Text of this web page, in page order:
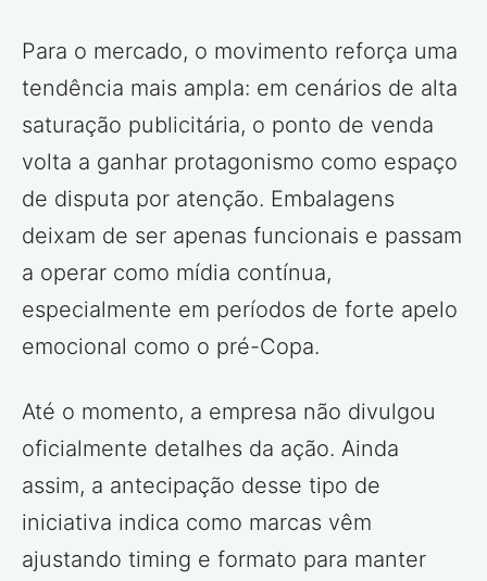
Para o mercado, o movimento reforça uma
tendência mais ampla: em cenários de alta
saturação publicitária, o ponto de venda
volta a ganhar protagonismo como espaço
de disputa por atenção. Embalagens
deixam de ser apenas funcionais e passam
a operar como mídia contínua,
especialmente em períodos de forte apelo
emocional como o pré-Copa.
Até o momento, a empresa não divulgou
oficialmente detalhes da ação. Ainda
assim, a antecipação desse tipo de
iniciativa indica como marcas vêm
ajustando timing e formato para manter